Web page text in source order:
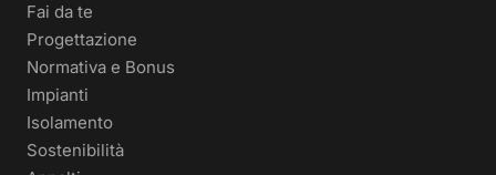
Fai da te
Progettazione
Normativa e Bonus
Impianti
Isolamento
Sostenibilità